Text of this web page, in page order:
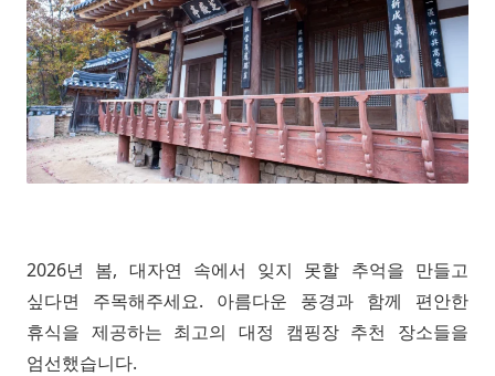
2026년 봄, 대자연 속에서 잊지 못할 추억을 만들고
싶다면 주목해주세요. 아름다운 풍경과 함께 편안한
휴식을 제공하는 최고의 대정 캠핑장 추천 장소들을
엄선했습니다.